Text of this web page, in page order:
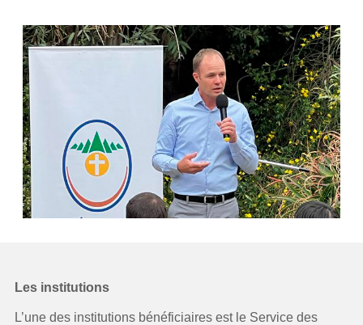
Les institutions
L’une des institutions bénéficiaires est le Service des